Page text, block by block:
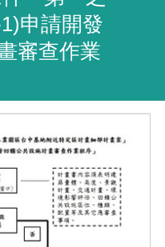
申請開發
審查作業